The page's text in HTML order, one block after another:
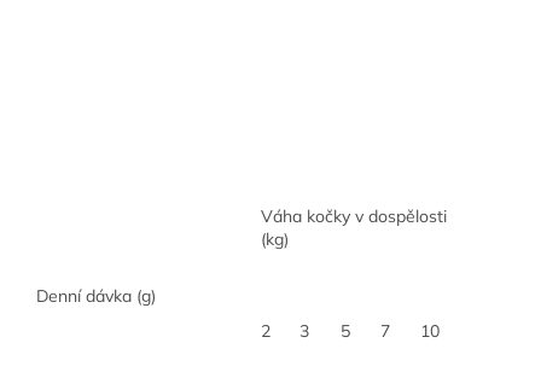
Denní dávka (g)
Váha kočky v dospělosti
(kg)
2 3 5 7 10